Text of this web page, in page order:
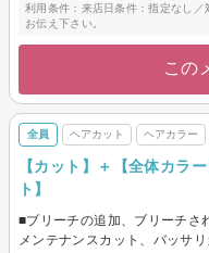
利用条件：来店日条件：指定なし／
お伝え下さい。
この
全員 ヘアカット ヘアカラー
【カット】＋【全体カラ
ト】
■ブリーチの追加、ブリーチさ
メンテナンスカット、バッサ